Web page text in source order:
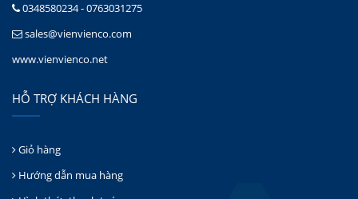
0348580234 - 0763031275
sales@vienvienco.com
www.vienvienco.net
HỖ TRỢ KHÁCH HÀNG
Giỏ hàng
Hướng dẫn mua hàng